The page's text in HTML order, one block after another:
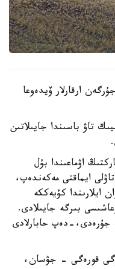
ارقارلار ۆيدەوعا
تاۋ باسىندا جايىلاتىن
اۋماعىندا بۇل
تاۋلى ايماقتى مەكەندەپ،
ايلارىندا كۇيەككە
بىرگە جايىلادى.
جۇرەدى،-دەپ حابارلادى
قورەگى - جۋسان،